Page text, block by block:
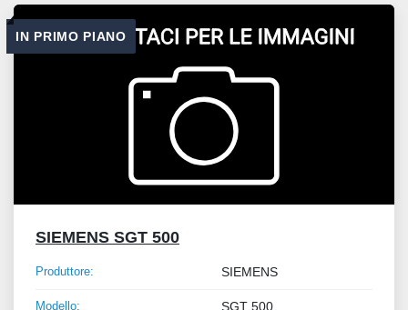
Ordina per
IN PRIMO PIANO
SIEMENS SGT 500
Produttore: SIEMENS
Modello: SGT 500